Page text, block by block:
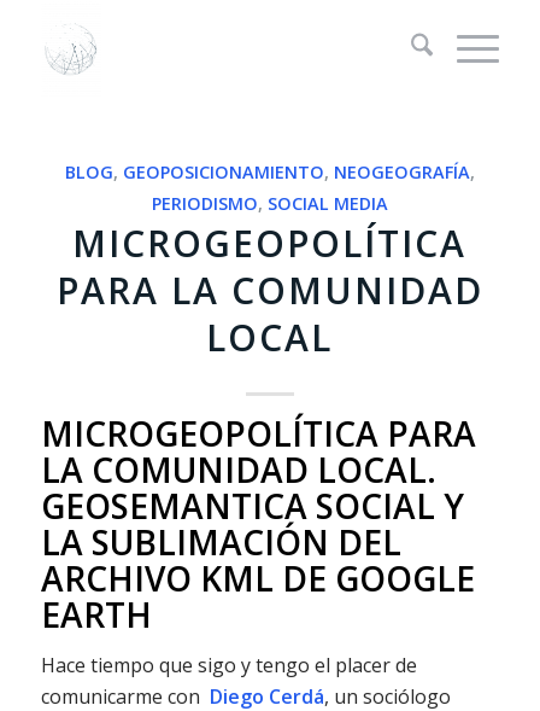
BLOG, GEOPOSICIONAMIENTO, NEOGEOGRAFÍA,
PERIODISMO, SOCIAL MEDIA
MICROGEOPOLÍTICA
PARA LA COMUNIDAD
LOCAL
MICROGEOPOLÍTICA PARA
LA COMUNIDAD LOCAL.
GEOSEMANTICA SOCIAL Y
LA SUBLIMACIÓN DEL
ARCHIVO KML DE GOOGLE
EARTH
Hace tiempo que sigo y tengo el placer de
comunicarme con Diego Cerdá, un sociólogo